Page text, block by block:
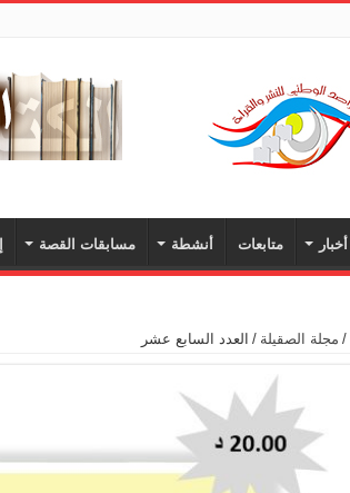
أخبار متابعات أنشطة مسابقات القصة
/ مجلة الصقيلة / العدد السابع عشر